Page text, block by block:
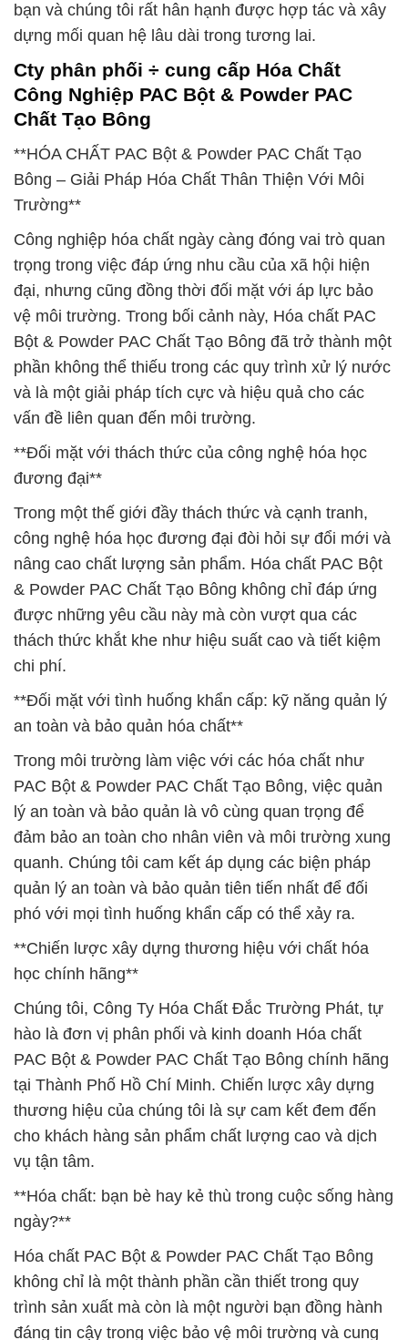
bạn và chúng tôi rất hân hạnh được hợp tác và xây
dựng mối quan hệ lâu dài trong tương lai.
Cty phân phối ÷ cung cấp Hóa Chất
Công Nghiệp PAC Bột & Powder PAC
Chất Tạo Bông
**HÓA CHẤT PAC Bột & Powder PAC Chất Tạo
Bông – Giải Pháp Hóa Chất Thân Thiện Với Môi
Trường**
Công nghiệp hóa chất ngày càng đóng vai trò quan
trọng trong việc đáp ứng nhu cầu của xã hội hiện
đại, nhưng cũng đồng thời đối mặt với áp lực bảo
vệ môi trường. Trong bối cảnh này, Hóa chất PAC
Bột & Powder PAC Chất Tạo Bông đã trở thành một
phần không thể thiếu trong các quy trình xử lý nước
và là một giải pháp tích cực và hiệu quả cho các
vấn đề liên quan đến môi trường.
**Đối mặt với thách thức của công nghệ hóa học
đương đại**
Trong một thế giới đầy thách thức và cạnh tranh,
công nghệ hóa học đương đại đòi hỏi sự đổi mới và
nâng cao chất lượng sản phẩm. Hóa chất PAC Bột
& Powder PAC Chất Tạo Bông không chỉ đáp ứng
được những yêu cầu này mà còn vượt qua các
thách thức khắt khe như hiệu suất cao và tiết kiệm
chi phí.
**Đối mặt với tình huống khẩn cấp: kỹ năng quản lý
an toàn và bảo quản hóa chất**
Trong môi trường làm việc với các hóa chất như
PAC Bột & Powder PAC Chất Tạo Bông, việc quản
lý an toàn và bảo quản là vô cùng quan trọng để
đảm bảo an toàn cho nhân viên và môi trường xung
quanh. Chúng tôi cam kết áp dụng các biện pháp
quản lý an toàn và bảo quản tiên tiến nhất để đối
phó với mọi tình huống khẩn cấp có thể xảy ra.
**Chiến lược xây dựng thương hiệu với chất hóa
học chính hãng**
Chúng tôi, Công Ty Hóa Chất Đắc Trường Phát, tự
hào là đơn vị phân phối và kinh doanh Hóa chất
PAC Bột & Powder PAC Chất Tạo Bông chính hãng
tại Thành Phố Hồ Chí Minh. Chiến lược xây dựng
thương hiệu của chúng tôi là sự cam kết đem đến
cho khách hàng sản phẩm chất lượng cao và dịch
vụ tận tâm.
**Hóa chất: bạn bè hay kẻ thù trong cuộc sống hàng
ngày?**
Hóa chất PAC Bột & Powder PAC Chất Tạo Bông
không chỉ là một thành phần cần thiết trong quy
trình sản xuất mà còn là một người bạn đồng hành
đáng tin cậy trong việc bảo vệ môi trường và cung